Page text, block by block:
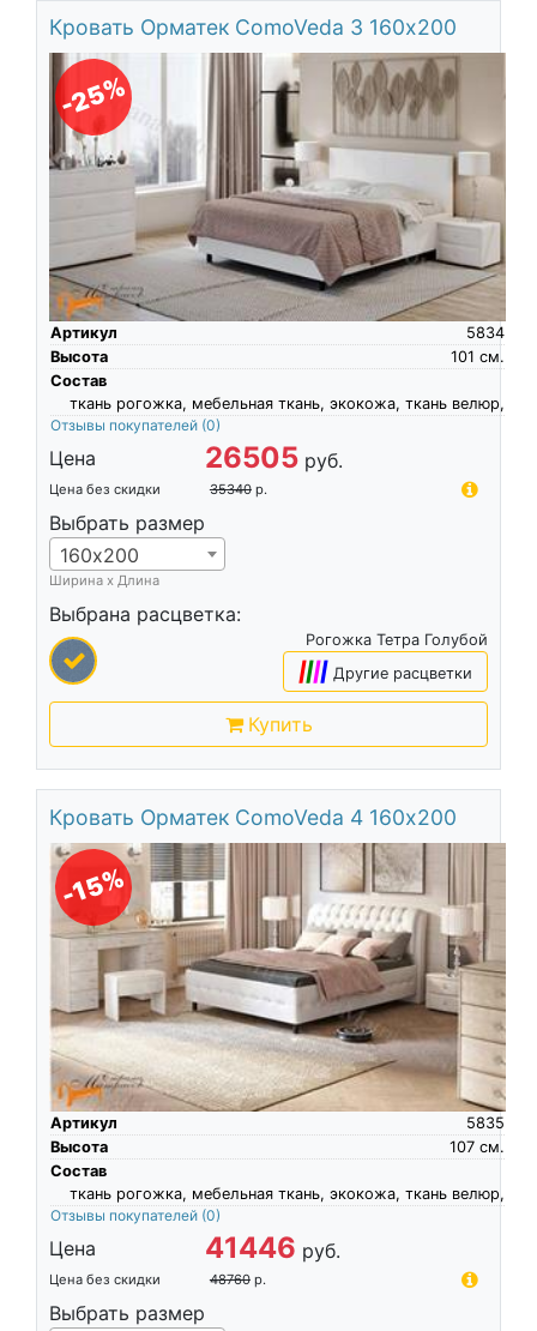
Кровать Орматек ComoVeda 3 160х200
-25%
Артикул
5834
Высота
см.
101
Состав
ткань рогожка, мебельная ткань, экокожа, ткань велюр,
Отзывы покупателей (0)
Цена 26505 руб.
Цена без скидки 35340 р.
Выбрать размер
160х200
Ширина х Длина
Выбрана расцветка:
Рогожка Тетра Голубой
|||| Другие расцветки
Купить
Кровать Орматек ComoVeda 4 160х200
-15%
Артикул
5835
Высота
см.
107
Состав
ткань рогожка, мебельная ткань, экокожа, ткань велюр,
Отзывы покупателей (0)
Цена 41446 руб.
Цена без скидки 48760 р.
Выбрать размер